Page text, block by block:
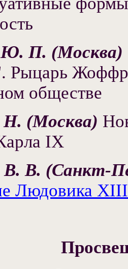
П. (Москва)
Рыцарь
обществе
(Москва)
IX
В. (Санкт-
Людовика ХIII